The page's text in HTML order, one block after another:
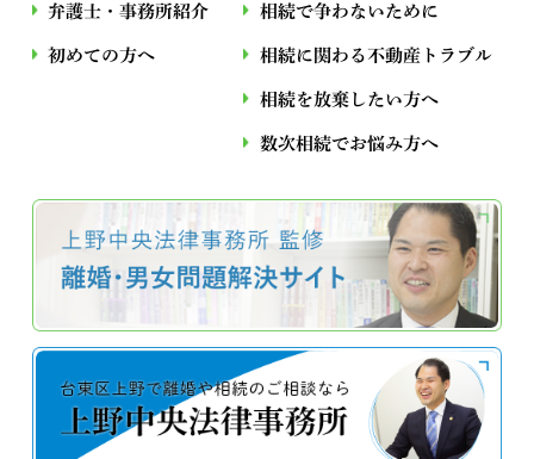
弁護士・事務所紹介
初めての方へ
相続で争わないために
相続に関わる不動産トラブル
相続を放棄したい方へ
数次相続でお悩み⽅へ